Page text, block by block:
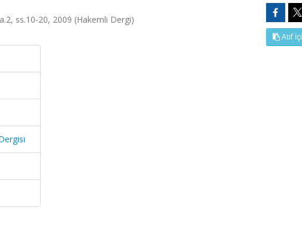
ss.10-20, 2009 (Hakemli Dergi)
Atıf